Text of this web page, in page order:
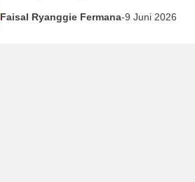
Faisal Ryanggie Fermana-9 Juni 2026